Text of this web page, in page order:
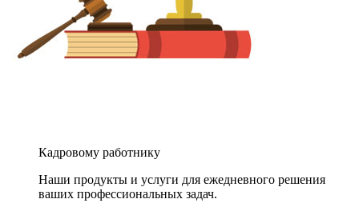
Кадровому работнику
Наши продукты и услуги для ежедневного решения
ваших профессиональных задач.